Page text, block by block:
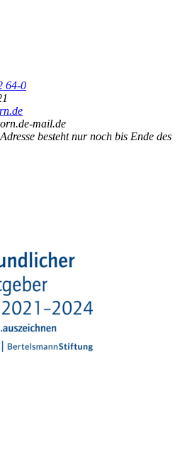
64-0
mail.de
besteht nur noch bis Ende des